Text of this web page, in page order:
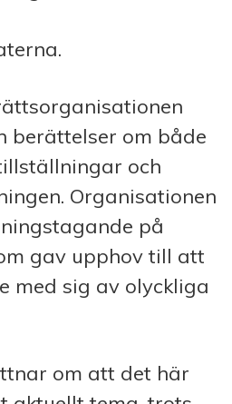
berättelser om både
och
Organisationen
på
gav upphov till att
med sig av olyckliga
om att det här